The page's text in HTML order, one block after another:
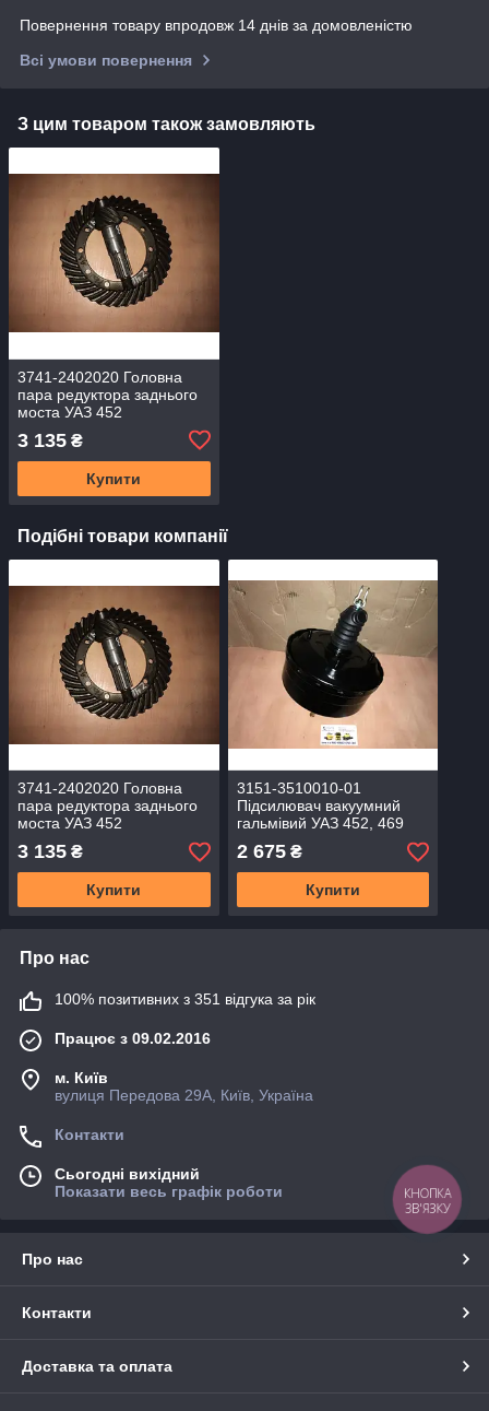
Повернення товару впродовж 14 днів за домовленістю
Всі умови повернення
З цим товаром також замовляють
3741-2402020 Головна
пара редуктора заднього
моста УАЗ 452
(31512) 8x41
3 135 ₴
Купити
Подібні товари компанії
3741-2402020 Головна
пара редуктора заднього
моста УАЗ 452
БУХАНЕЦЬ, УАЗ 469
(31512) 8x41
3 135 ₴
Купити
3151-3510010-01
Підсилювач вакуумний
гальмівий УАЗ 452, 469
(31512) (RIDER) 3741-
3510010
2 675₴
Купити
Про нас
100% позитивних з 351 відгука за рік
Працює з 09.02.2016
м. Київ
вулиця Передова 29А, Київ, Україна
Контакти
Сьогодні вихідний
Показати весь графік роботи
Про нас
Контакти
Доставка та оплата
КНОПКА
ЗВ'ЯЗКУ